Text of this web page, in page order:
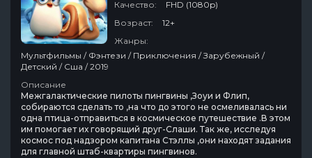
Качество:
FHD (1080p)
Возраст:
12+
Жанры:
Мультфильмы / Фэнтези / Приключения / Зарубежный /
Детский / Сша / 2019
Описание
Межгалактические пилоты пингвины ,Зоуи и Флип,
собираются сделать то ,на что до этого не осмеливалась ни
одна птица-отправиться в космическое путешествие .В этом
им помогает их говорящий друг-Слаши. Так же, исследуя
космос под надзором капитана Стэллы ,они находят задания
для главной штаб-квартиры пингвинов.